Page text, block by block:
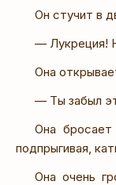
Он стучит в
— Лукреция!
Она
— Ты забыл
Она
подпрыгивая,
Она очень